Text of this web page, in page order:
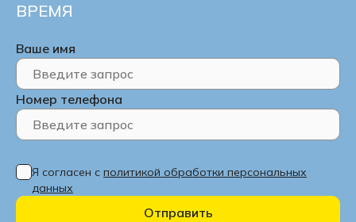
ВРЕМЯ
Ваше имя
Номер телефона
Я согласен с политикой обработки персональных
данных
Отправить